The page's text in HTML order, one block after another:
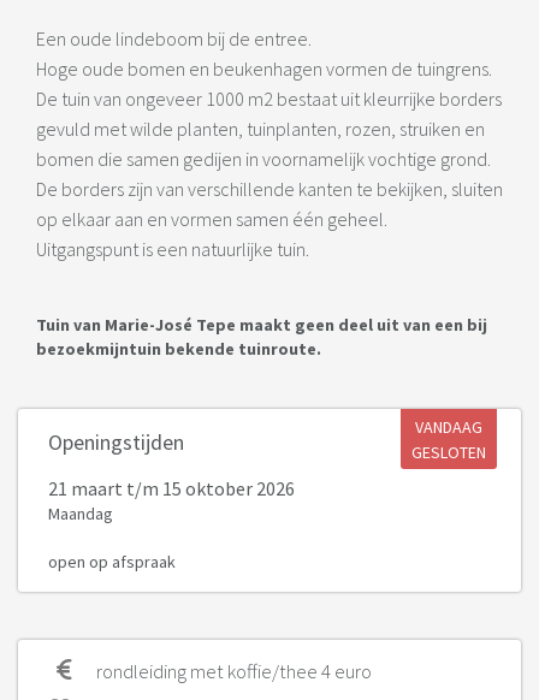
Een oude lindeboom bij de entree.
Hoge oude bomen en beukenhagen vormen de tuingrens.
De tuin van ongeveer 1000 m2 bestaat uit kleurrijke borders
gevuld met wilde planten, tuinplanten, rozen, struiken en
bomen die samen gedijen in voornamelijk vochtige grond.
De borders zijn van verschillende kanten te bekijken, sluiten
op elkaar aan en vormen samen één geheel.
Uitgangspunt is een natuurlijke tuin.
Tuin van Marie-José Tepe maakt geen deel uit van een bij
bezoekmijntuin bekende tuinroute.
Openingstijden
VANDAAG
GESLOTEN
21 maart t/m 15 oktober 2026
Maandag
open op afspraak
rondleiding met koffie/thee 4 euro